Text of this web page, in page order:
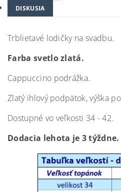
DISKUSIA
Trblietavé lodičky na svadbu.
Farba svetlo zlatá.
Cappuccino podrážka.
Zlatý ihlový podpätok, výška
Dostupné vo veľkosti 34 - 42.
Dodacia lehota je 3 týždne.